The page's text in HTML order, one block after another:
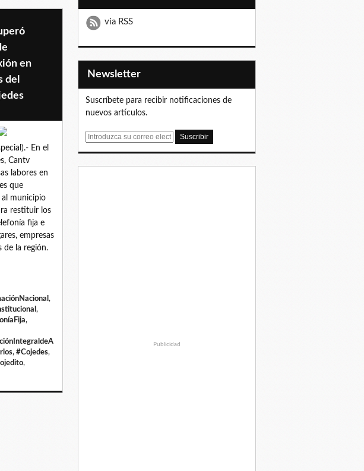
en
del
En el
Cantv
labores en
que
municipio
restituir los
fija e
empresas
de la región.
,
,
,
, #Cojedes,
,
via RSS
Newsletter
Suscríbete para recibir notificaciones de
nuevos artículos.
E
Publicidad